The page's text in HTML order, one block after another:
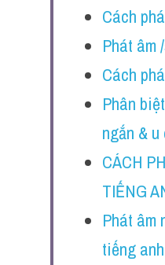
Cách
Phát âm
Cách
Phân
ngắn &
CÁCH
TIẾNG
Phát âm
tiếng anh